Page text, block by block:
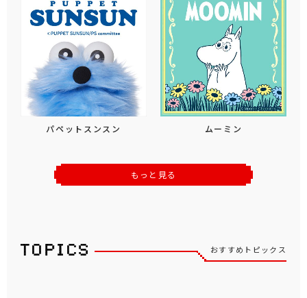
パペットスンスン ムーミン
もっと見る
おすすめトピックス